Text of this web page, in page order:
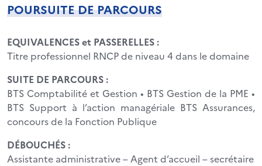
POURSUITE DE PARCOURS
EQUIVALENCES et PASSERELLES :
Titre professionnel RNCP de niveau 4 dans le domaine
SUITE DE PARCOURS :
BTS Comptabilité et Gestion • BTS Gestion de la PME •
BTS Support à l’action managériale BTS Assurances,
concours de la Fonction Publique
DÉBOUCHÉS :
Assistante administrative – Agent d’accueil – secrétaire